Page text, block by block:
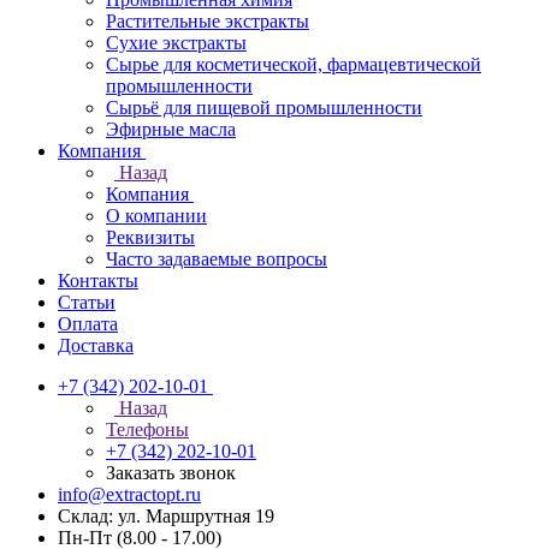
Растительные экстракты
Сухие экстракты
Сырье для косметической, фармацевтической
промышленности
Сырьё для пищевой промышленности
Эфирные масла
Компания
Назад
Компания
О компании
Реквизиты
Часто задаваемые вопросы
Контакты
Статьи
Оплата
Доставка
+7 (342) 202-10-01
Назад
Телефоны
+7 (342) 202-10-01
Заказать звонок
info@extractopt.ru
Склад: ул. Маршрутная 19
Пн-Пт (8.00 - 17.00)